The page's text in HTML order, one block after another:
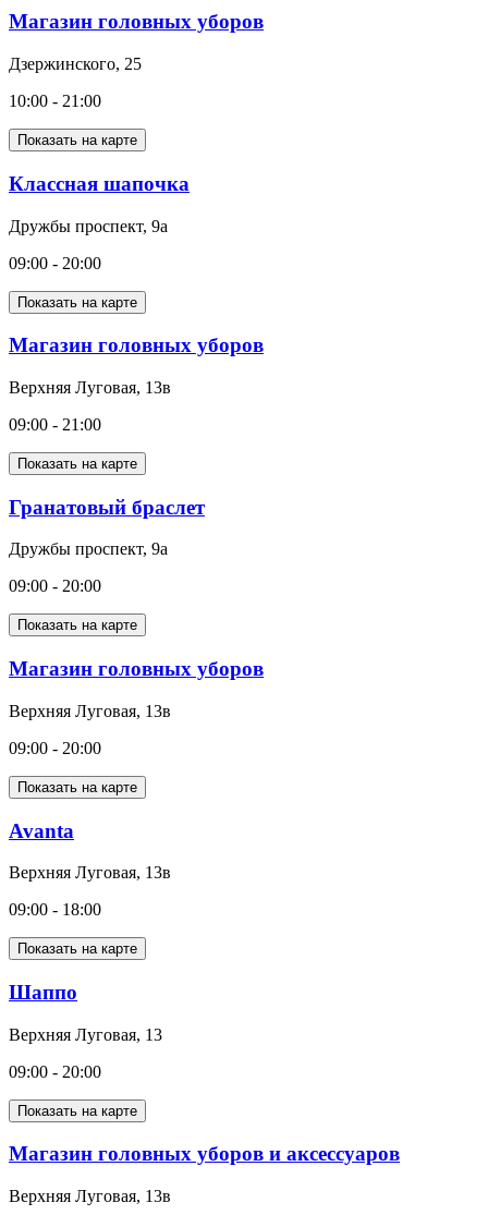
Магазин головных уборов
Дзержинского, 25
10:00 - 21:00
Показать на карте
Классная шапочка
Дружбы проспект, 9а
09:00 - 20:00
Показать на карте
Магазин головных уборов
Верхняя Луговая, 13в
09:00 - 21:00
Показать на карте
Гранатовый браслет
Дружбы проспект, 9а
09:00 - 20:00
Показать на карте
Магазин головных уборов
Верхняя Луговая, 13в
09:00 - 20:00
Показать на карте
Avanta
Верхняя Луговая, 13в
09:00 - 18:00
Показать на карте
Шаппо
Верхняя Луговая, 13
09:00 - 20:00
Показать на карте
Магазин головных уборов и аксессуаров
Верхняя Луговая, 13в